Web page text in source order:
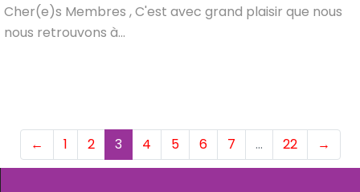
Cher(e)s Membres , C'est avec grand plaisir que nous
nous retrouvons à...
← 1 2 3(current)
4 5 6 7 … 22 →